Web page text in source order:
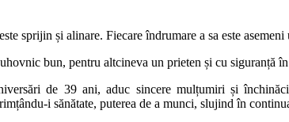
sprijin și alinare. Fiecare îndrumare a sa este
bun, pentru altcineva un prieten și cu
de 39 ani, aduc sincere mulțumiri și
i sănătate, puterea de a munci, slujind în